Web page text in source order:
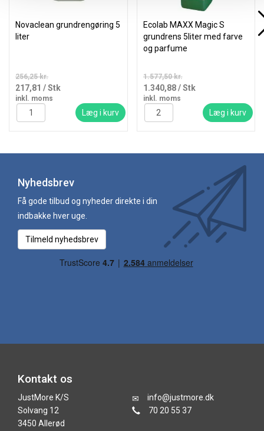
Novaclean grundrengøring 5
liter
256,25 kr.
217,81 / Stk
inkl. moms
Læg i kurv
Ecolab MAXX Magic S
grundrens 5liter med farve
og parfume
1.577,50 kr.
1.340,88/ Stk
inkl. moms
Læg i kurv
Nyhedsbrev
Få gode tilbud og nyheder direkte i din
indbakke hver uge.
Tilmeld nyhedsbrev
Kontakt os
JustMore K/S
Solvang 12
3450 Allerød
info@justmore.dk
70 20 55 37